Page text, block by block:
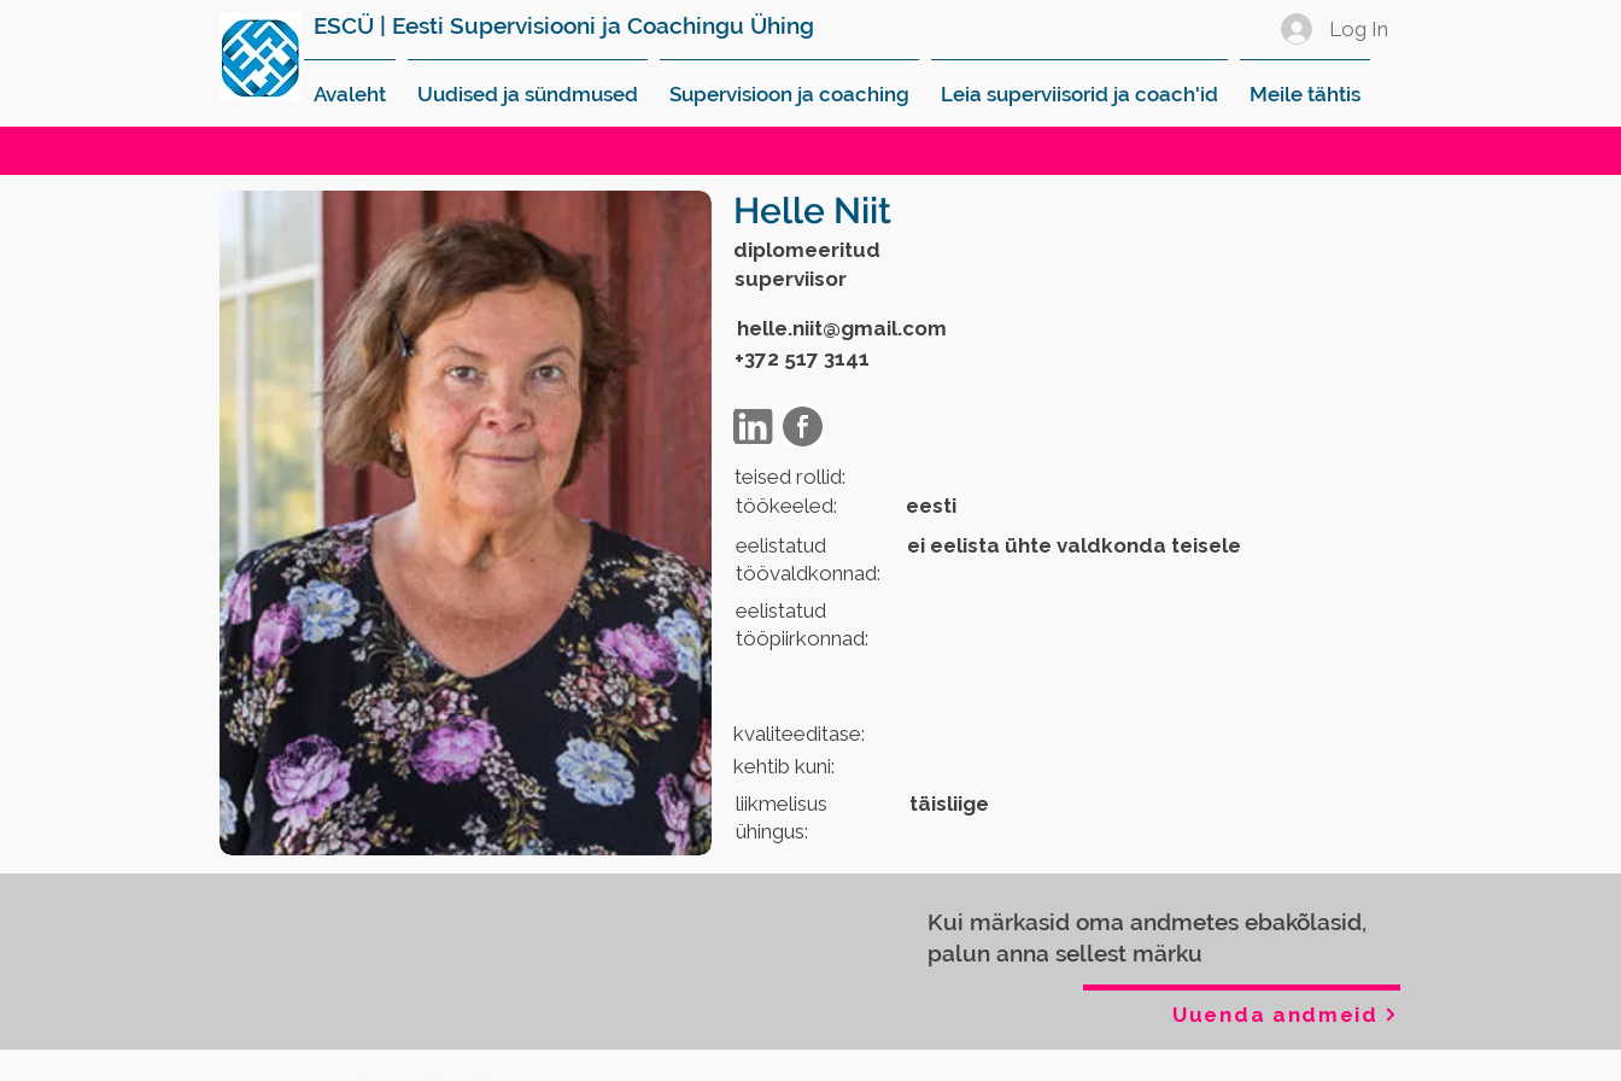
ESCÜ | Eesti Supervisiooni ja Coachingu Ühing Log In
Avaleht Uudised ja sündmused Supervisioon ja coaching Leia superviisorid ja coach'id Meile tähtis
Helle Niit
diplomeeritud
superviisor
helle.niit@gmail.com
+372 517 3141
teised rollid:
töökeeled:
eesti
eelistatud
töövaldkonnad:
ei eelista ühte valdkonda teisele
eelistatud
tööpiirkonnad:
kvaliteeditase:
kehtib kuni:
liikmelisus
ühingus:
täisliige
Kui märkasid oma andmetes ebakõlasid,
palun anna sellest märku
Uuenda andmeid